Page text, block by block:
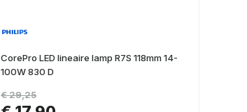
CorePro LED lineaire lamp R7S 118mm 14-
100W 830 D
€ 29,25